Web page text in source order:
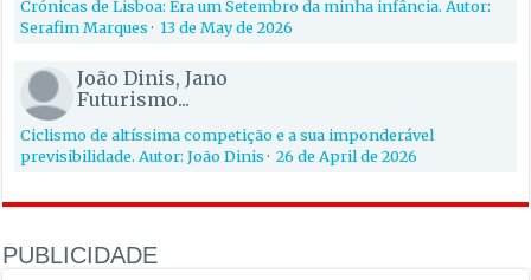
Crónicas de Lisboa: Era um Setembro da minha infância. Autor:
Serafim Marques·13 de May de 2026
João Dinis, Jano
Futurismo...
Ciclismo de altíssima competição e a sua imponderável
previsibilidade. Autor: João Dinis·26 de April de 2026
PUBLICIDADE